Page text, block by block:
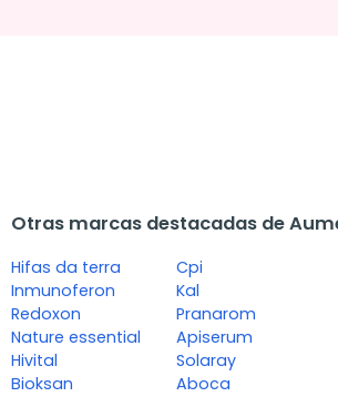
Otras marcas destacadas de
Hifas da terra
Inmunoferon
Redoxon
Nature essential
Hivital
Bioksan
Cpi
Kal
Pranarom
Apiserum
Solaray
Aboca